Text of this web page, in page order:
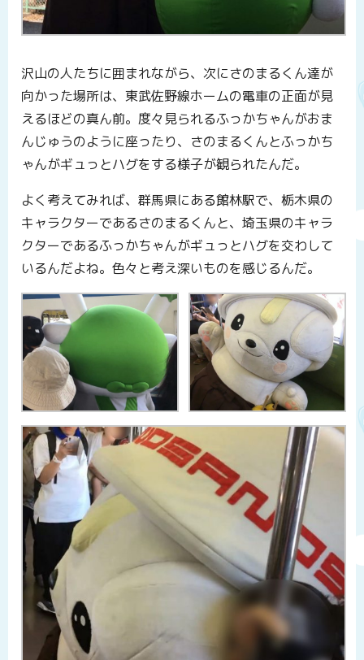
沢山の人たちに囲まれながら、次にさのまるくん達が
向かった場所は、東武佐野線ホームの電車の正面が見
えるほどの真ん前。度々見られるふっかちゃんがおま
んじゅうのように座ったり、さのまるくんとふっかち
ゃんがギュっとハグをする様子が観られたんだ。
よく考えてみれば、群馬県にある館林駅で、栃木県の
キャラクターであるさのまるくんと、埼玉県のキャラ
クターであるふっかちゃんがギュっとハグを交わして
いるんだよね。色々と考え深いものを感じるんだ。